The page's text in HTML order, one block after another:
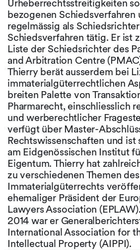
Urheberrechtsstreitigkeiten
bezogenen Schiedsverfahren
regelmässig als
Schiedsverfahren tätig. Er ist
Liste der Schiedsrichter des
and Arbitration Centre
Thierry berät ausserdem bei
immaterialgüterrechtlichen
breiten Palette von
Pharmarecht, einschliesslich
und werberechtlicher
verfügt über Master-
Rechtswissenschaften und
am Eidgenössischen Institut
Eigentum. Thierry hat
zu verschiedenen Themen des
Immaterialgüterrechts
ehemaliger Präsident der
Lawyers Association
2014 war er
International Association for
Intellectual Property (AIPPI).